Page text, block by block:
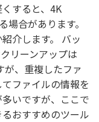
すると、4K
合があります。
介します。 バッ
リーンアップは
、重複したファ
ファイルの情報を
いですが、ここで
おすすめのツール